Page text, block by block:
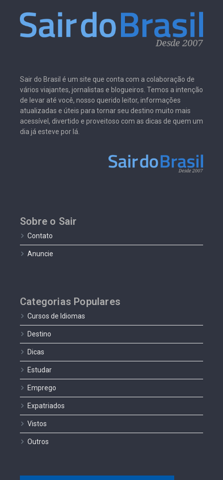
Sair do Brasil é um site que conta com a colaboração de
vários viajantes, jornalistas e blogueiros. Temos a intenção
de levar até você, nosso querido leitor, informações
atualizadas e úteis para tornar seu destino muito mais
acessível, divertido e proveitoso com as dicas de quem um
dia já esteve por lá.
Sobre o Sair
Contato
Anuncie
Categorias Populares
Cursos de Idiomas
Destino
Dicas
Estudar
Emprego
Expatriados
Vistos
Outros